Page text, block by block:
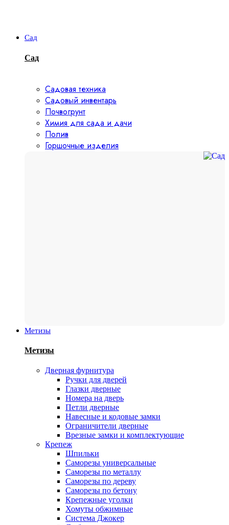
Сад
Сад
Садовая техника
Садовый инвентарь
Почвогрунт
Химия для сада и дачи
Полив
Горшочные изделия
Метизы
Метизы
Дверная фурнитура
Ручки для дверей
Глазки дверные
Номера на дверь
Петли дверные
Навесные и кодовые замки
Ограничители дверные
Врезные замки и комплектующие
Крепеж
Шпильки
Саморезы универсальные
Саморезы по металлу
Саморезы по дереву
Саморезы по бетону
Крепежные уголки
Хомуты обжимные
Система Джокер